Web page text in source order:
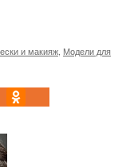
и макияж Модели для